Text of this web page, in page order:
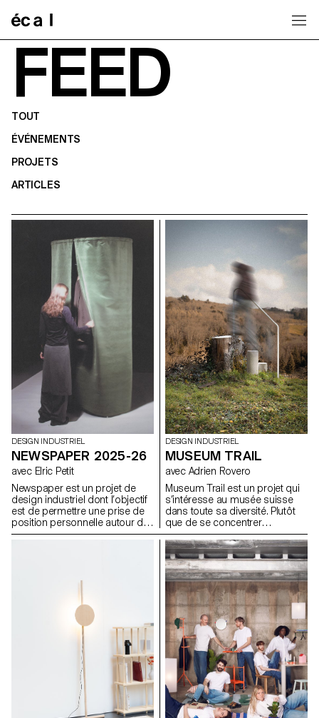
FEED
TOUT
ÉVÉNEMENTS
PROJETS
ARTICLES
DESIGN INDUSTRIEL
NEWSPAPER 2025-26
avec Elric Petit
Newspaper est un projet de
design industriel dont l’objectif
est de permettre une prise de
position personnelle autour du
sujet de son choix. Le projet
de départ conceptuel et
l’interprétation et la traduction
de ce contenu écrit, le projet
invite à développer une réflexion
de design, en questionnant les
enjeux, les formes et les
usages liés au thème abordé.
DESIGN INDUSTRIEL
MUSEUM TRAIL
avec Adrien Rovero
Museum Trail est un projet qui
s’intéresse au musée suisse
dans toute sa diversité. Plutôt
que de se concentrer
uniquement sur les grandes
institutions largement
fréquentées, le projet explore
ce que signifie aujourd’hui «
musée » dans un pays qui
compte plus de mille structures
muséales, soit l’une des plus
fortes densités au monde.